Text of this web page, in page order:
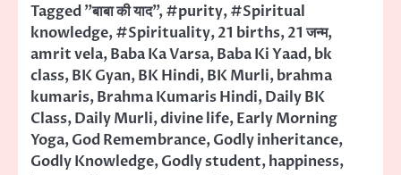
Tagged"बाबा की याद",#purity,#Spiritual
knowledge,#Spirituality,21 births,21 जन्म,
amrit vela,Baba Ka Varsa,Baba Ki Yaad,bk
class,BK Gyan,BK Hindi,BK Murli,brahma
kumaris,Brahma Kumaris Hindi,Daily BK
Class,Daily Murli,divine life,Early Morning
Yoga,God Remembrance,Godly inheritance,
Godly Knowledge,Godly student,happiness,